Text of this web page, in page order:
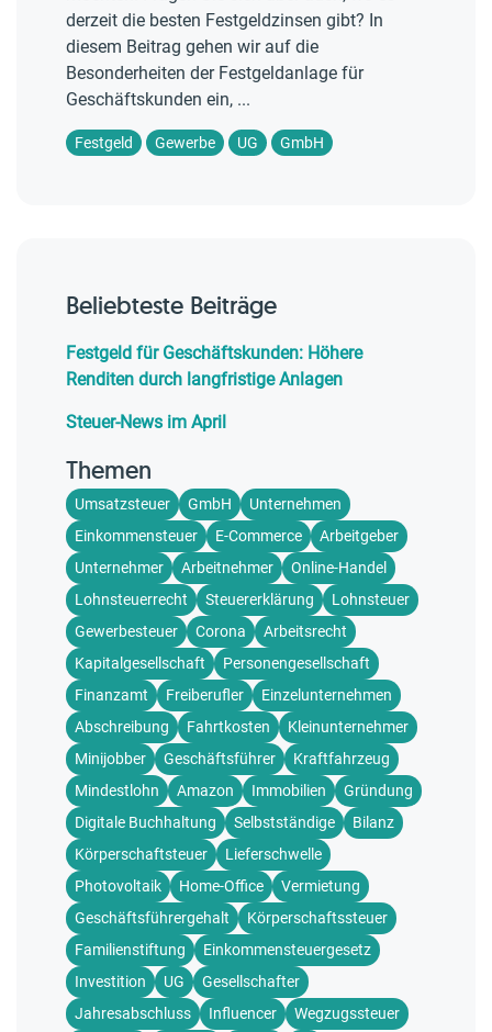
derzeit die besten Festgeldzinsen gibt? In
diesem Beitrag gehen wir auf die
Besonderheiten der Festgeldanlage für
Geschäftskunden ein, ...
Festgeld Gewerbe UG GmbH
Beliebteste Beiträge
Festgeld für Geschäftskunden: Höhere
Renditen durch langfristige Anlagen
Steuer-News im April
Themen
Umsatzsteuer GmbH
Unternehmen
Einkommensteuer
E-Commerce
Arbeitgeber
Unternehmer
Arbeitnehmer
Online-Handel
Lohnsteuerrecht
Steuererklärung
Lohnsteuer
Gewerbesteuer
Corona
Arbeitsrecht
Kapitalgesellschaft
Personengesellschaft
Finanzamt
Freiberufler
Einzelunternehmen
Abschreibung
Fahrtkosten
Kleinunternehmer
Minijobber
Geschäftsführer
Kraftfahrzeug
Mindestlohn
Amazon Immobilien
Gründung
Digitale Buchhaltung
Selbstständige
Bilanz
Körperschaftsteuer
Lieferschwelle
Photovoltaik
Home-Office
Vermietung
Geschäftsführergehalt
Körperschaftssteuer
Familienstiftung
Einkommensteuergesetz
Investition
UG
Gesellschafter
Jahresabschluss
Influencer Wegzugssteuer